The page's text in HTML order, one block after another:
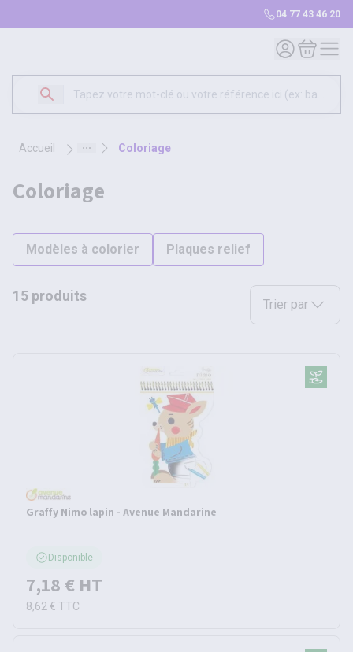
04 77 43 46 20
Mon compte
Mon
accueil coloriage
coloriage
Modèles à colorier Plaques relief
15 produits
Trier par
Graffy Nimo lapin - Avenue Mandarine
Disponible
7,18 € HT
8,62 € TTC